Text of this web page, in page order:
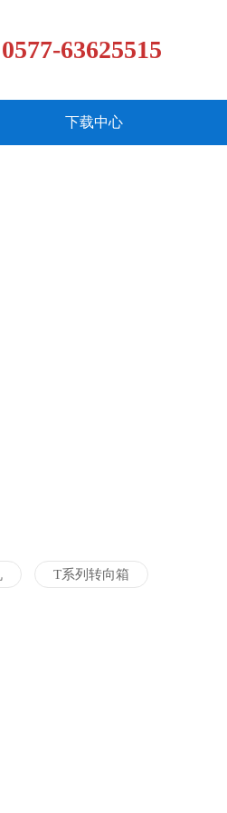
63625515
下载中心
T系列转向箱